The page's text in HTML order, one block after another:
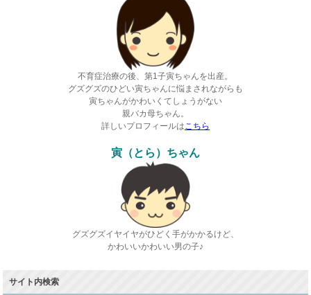
不育症治療の後、第1子寅ちゃんを出産。
グズグズのひどい寅ちゃんに悩まされながらも
寅ちゃんがかわいくてしょうがない
親バカ母ちゃん。
詳しいプロフィールは こちら
寅（とら）ちゃん
グズグズイヤイヤがひどく手がかかるけど、
かわいいかわいい男の子♪
サイト内検索